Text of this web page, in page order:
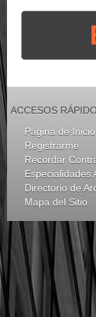
ACCESOS
Página de Inicio
Registrarme
Recordar
Especialidades
Directorio de
Mapa del Sitio